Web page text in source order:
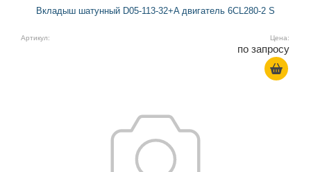
Вкладыш шатунный D05-113-32+A двигатель 6CL280-2 S
Артикул: Цена:
по запросу